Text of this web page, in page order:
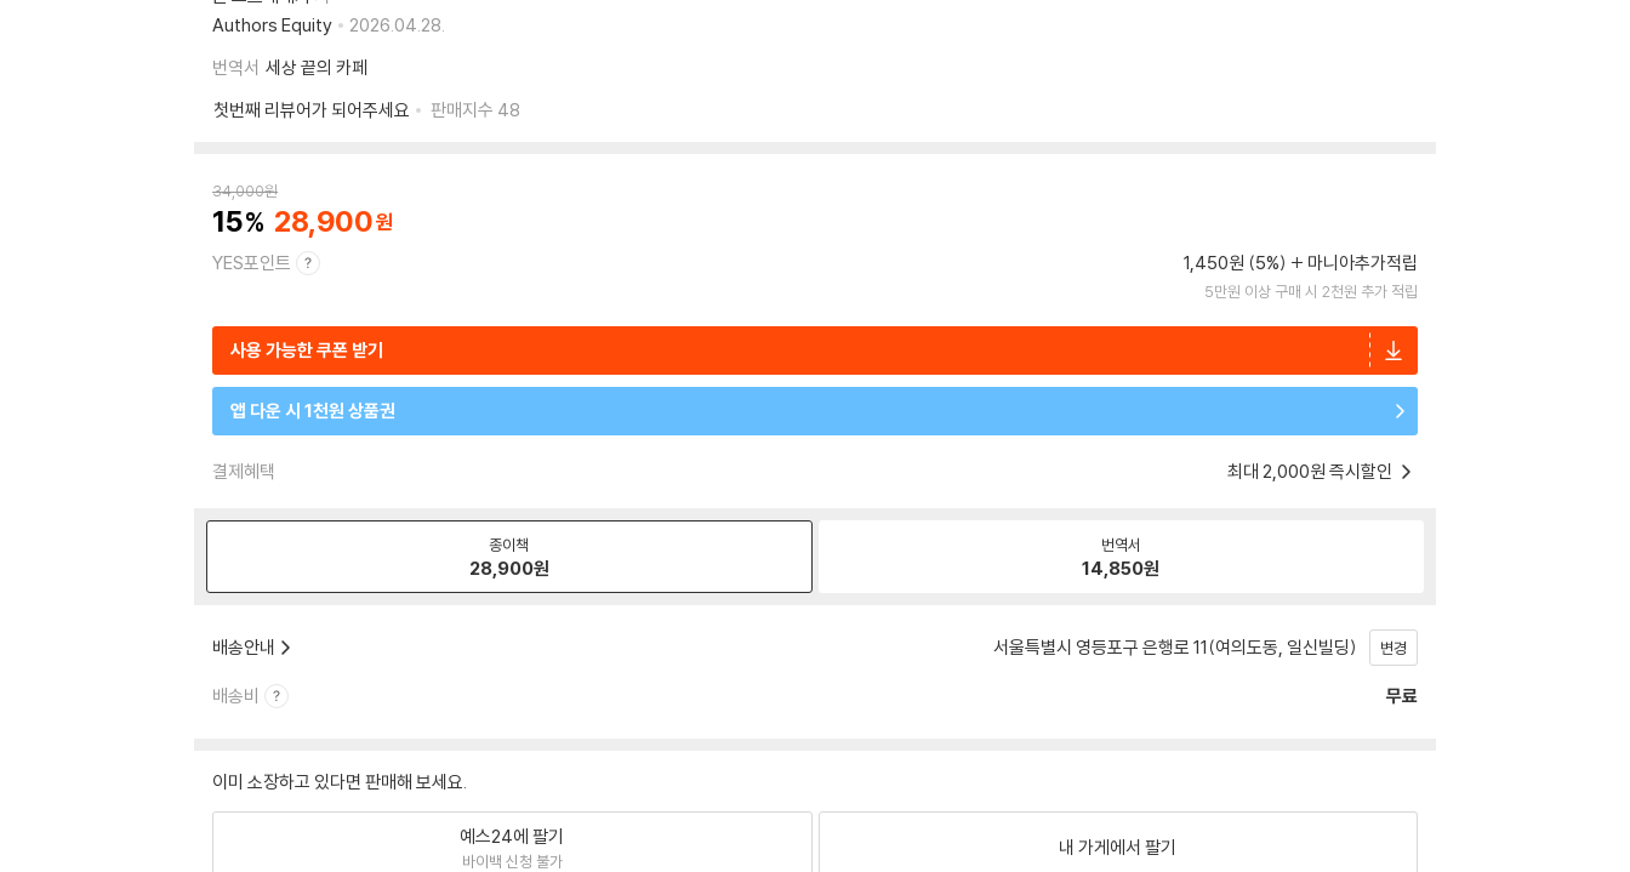
Authors Equity
2026.04.28.
번역서 세상 끝의 카페
첫번째 리뷰어가 되어주세요
판매지수 48
34,000원
15 28,900
YES포인트 1,450원 (5%) 마니아추가적립
5만원 이상 구매 시 2천원 추가 적립
사용 가능한 쿠폰 받기
앱 다운 시 1천원 상품권
결제혜택 최대 2,000원 즉시할인
종이책
28,900원
번역서
14,850원
배송안내 서울특별시 영등포구 은행로 11(여의도동, 일신빌딩) 변경
배송비 무료
이미 소장하고 있다면 판매해 보세요.
예스24에 팔기
바이백 신청 불가
내 가게에서 팔기